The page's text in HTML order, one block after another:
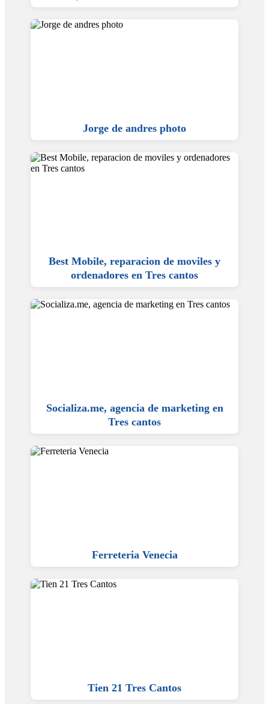
Jorge de andres photo
Best Mobile, reparacion de moviles y
ordenadores en Tres cantos
Socializa.me, agencia de marketing en
Tres cantos
Ferreteria Venecia
Tien 21 Tres Cantos